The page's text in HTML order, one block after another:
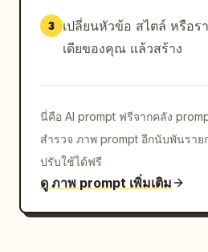
3
เปลี่ยนหัวข้อ สไตล์ หรือร
เดียของคุณ แล้วสร้าง
นี่คือ AI prompt ฟรีจากคลัง
สำรวจ ภาพ prompt อีกนับพันรา
ปรับใช้ได้ฟรี
ดู ภาพ prompt เพิ่มเติม